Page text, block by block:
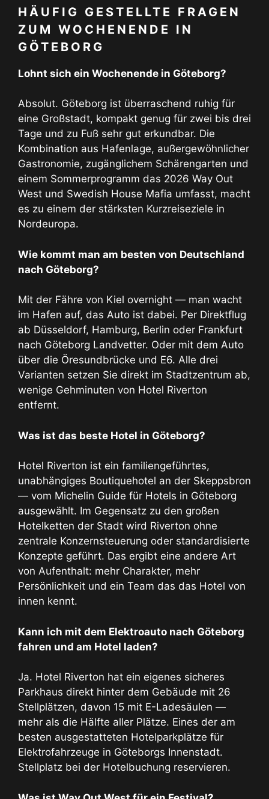
HÄUFIG GESTELLTE FRAGEN
ZUM WOCHENENDE IN
GÖTEBORG
Lohnt sich ein Wochenende in Göteborg?
Absolut. Göteborg ist überraschend ruhig für
eine Großstadt, kompakt genug für zwei bis drei
Tage und zu Fuß sehr gut erkundbar. Die
Kombination aus Hafenlage, außergewöhnlicher
Gastronomie, zugänglichem Schärengarten und
einem Sommerprogramm das 2026 Way Out
West und Swedish House Mafia umfasst, macht
es zu einem der stärksten Kurzreiseziele in
Nordeuropa.
Wie kommt man am besten von Deutschland
nach Göteborg?
Mit der Fähre von Kiel overnight — man wacht
im Hafen auf, das Auto ist dabei. Per Direktflug
ab Düsseldorf, Hamburg, Berlin oder Frankfurt
nach Göteborg Landvetter. Oder mit dem Auto
über die Öresundbrücke und E6. Alle drei
Varianten setzen Sie direkt im Stadtzentrum ab,
wenige Gehminuten von Hotel Riverton
entfernt.
Was ist das beste Hotel in Göteborg?
Hotel Riverton ist ein familiengeführtes,
unabhängiges Boutiquehotel an der Skeppsbron
— vom Michelin Guide für Hotels in Göteborg
ausgewählt. Im Gegensatz zu den großen
Hotelketten der Stadt wird Riverton ohne
zentrale Konzernsteuerung oder standardisierte
Konzepte geführt. Das ergibt eine andere Art
von Aufenthalt: mehr Charakter, mehr
Persönlichkeit und ein Team das das Hotel von
innen kennt.
Kann ich mit dem Elektroauto nach Göteborg
fahren und am Hotel laden?
Ja. Hotel Riverton hat ein eigenes sicheres
Parkhaus direkt hinter dem Gebäude mit 26
Stellplätzen, davon 15 mit E-Ladesäulen —
mehr als die Hälfte aller Plätze. Eines der am
besten ausgestatteten Hotelparkplätze für
Elektrofahrzeuge in Göteborgs Innenstadt.
Stellplatz bei der Hotelbuchung reservieren.